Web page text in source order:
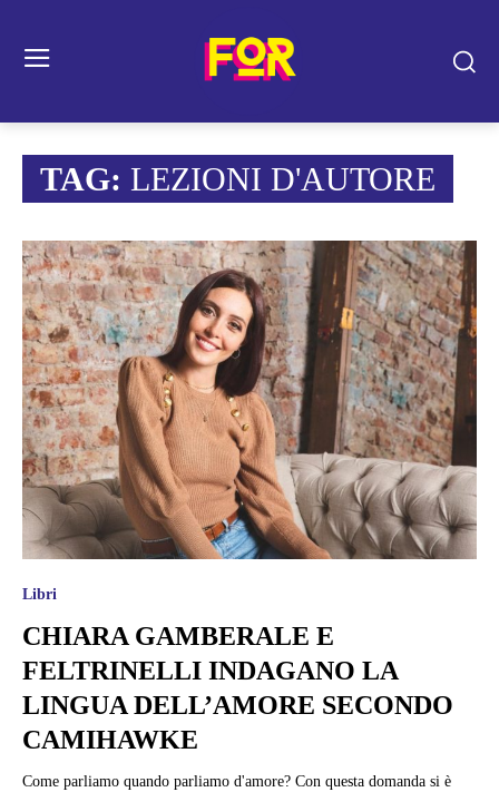
TAG: LEZIONI D'AUTORE
Libri
CHIARA GAMBERALE E
FELTRINELLI INDAGANO LA
LINGUA DELL’AMORE SECONDO
CAMIHAWKE
Come parliamo quando parliamo d'amore? Con questa domanda si è